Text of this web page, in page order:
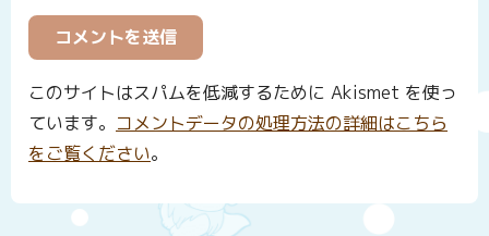
このサイトはスパムを低減するために Akismet を使っ
ています。 コメントデータの処理方法の詳細はこちら
をご覧ください。